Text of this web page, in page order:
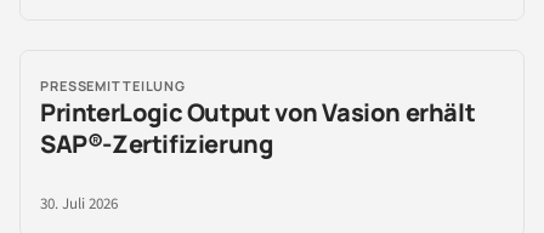
PRESSEMITTEILUNG
PrinterLogic Output von Vasion erhält
SAP®-Zertifizierung
30. Juli 2026